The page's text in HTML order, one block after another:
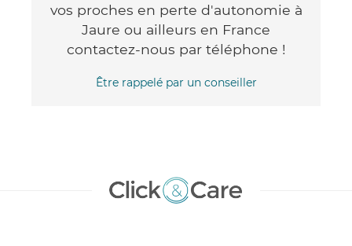
vos proches en perte d'autonomie à
Jaure ou ailleurs en France
contactez-nous par téléphone !
Être rappelé par un conseiller